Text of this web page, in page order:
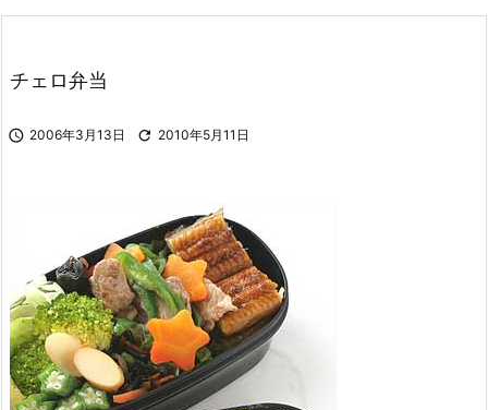

チェロ弁当
 2006年3月13日  2010年5月11日